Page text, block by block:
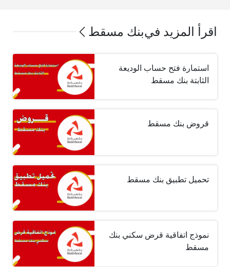
اقرأ المزيد فيبنك مسقط
استمارة فتح حساب الوديعة
الثابتة بنك مسقط
قروض بنك مسقط
تحميل تطبيق بنك مسقط
نموذج اتفاقية قرض سكني بنك
مسقط